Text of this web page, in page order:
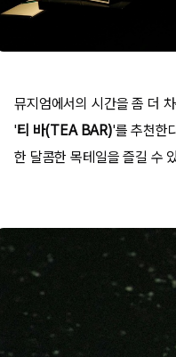
뮤지엄에서의 시간을 좀 더
'티 바(TEA BAR)'를 추천한
한 달콤한 목테일을 즐길 수